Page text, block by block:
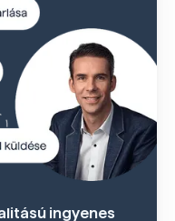
ingyenes